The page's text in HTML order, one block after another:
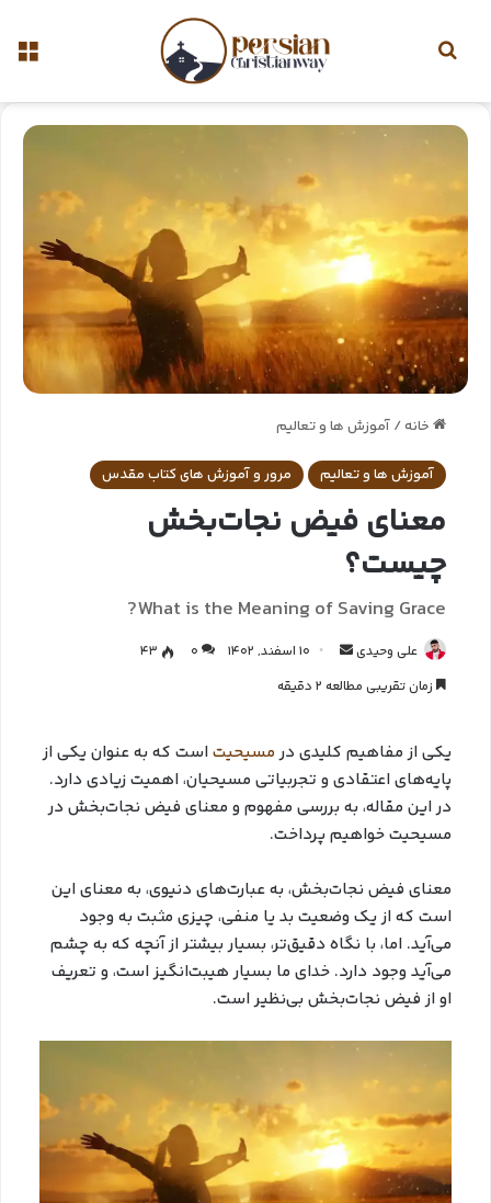
خانه/ آموزش ها و تعالیم
آموزش ها و تعالیم مرور و آموزش های کتاب مقدس
معنای فیض نجات‌بخش
چیست؟
What is the Meaning of Saving Grace?
علی وحیدی 10 اسفند, 1402 0
43
زمان تقریبی مطالعه 2 دقیقه
یکی از مفاهیم کلیدی درمسیحیتاست که به عنوان یکی از
پایه‌های اعتقادی و تجربیاتی مسیحیان، اهمیت زیادی دارد.
در این مقاله، به بررسی مفهوم و معنای فیض نجات‌بخش در
مسیحیت خواهیم پرداخت.
معنای فیض نجات‌بخش، به عبارت‌های دنیوی، به معنای این
است که از یک وضعیت بد یا منفی، چیزی مثبت به وجود
می‌آید. اما، با نگاه دقیق‌تر، بسیار بیشتر از آنچه که به چشم
می‌آید وجود دارد. خدای ما بسیار هیبت‌انگیز است، و تعریف
او از فیض نجات‌بخش بی‌نظیر است.